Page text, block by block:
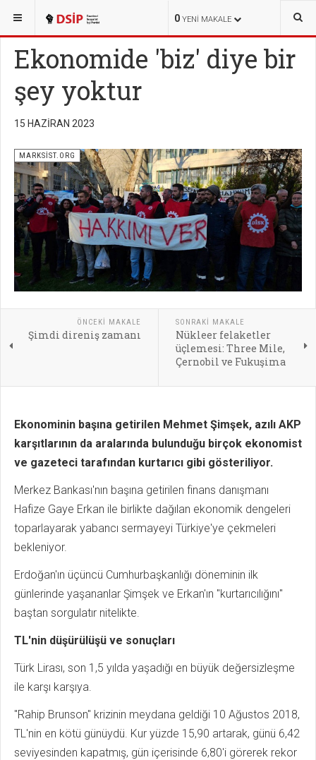
0 YENI MAKALE
BURADASINIZ: YAYINLAR MARKSİST.ORG
Ekonomide 'biz' diye bir
şey yoktur
15 HAZIRAN 2023
MARKSİST.ORG
ÖNCEKI MAKALE
Şimdi direniş zamanı
SONRAKI MAKALE
Nükleer felaketler
üçlemesi: Three Mile,
Çernobil ve Fukuşima
Ekonominin başına getirilen Mehmet Şimşek, azılı AKP
karşıtlarının da aralarında bulunduğu birçok ekonomist
ve gazeteci tarafından kurtarıcı gibi gösteriliyor.
Merkez Bankası'nın başına getirilen finans danışmanı
Hafize Gaye Erkan ile birlikte dağılan ekonomik dengeleri
toparlayarak yabancı sermayeyi Türkiye'ye çekmeleri
bekleniyor.
Erdoğan'ın üçüncü Cumhurbaşkanlığı döneminin ilk
günlerinde yaşananlar Şimşek ve Erkan'ın "kurtarıcılığını"
baştan sorgulatır nitelikte.
TL'nin düşürülüşü ve sonuçları
Türk Lirası, son 1,5 yılda yaşadığı en büyük değersizleşme
ile karşı karşıya.
"Rahip Brunson" krizinin meydana geldiği 10 Ağustos 2018,
TL'nin en kötü günüydü. Kur yüzde 15,90 artarak, günü 6,42
seviyesinden kapatmış, gün içerisinde 6,80'i görerek rekor